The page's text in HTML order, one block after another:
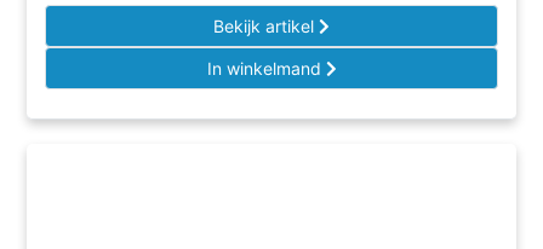
Bekijk artikel
In winkelmand